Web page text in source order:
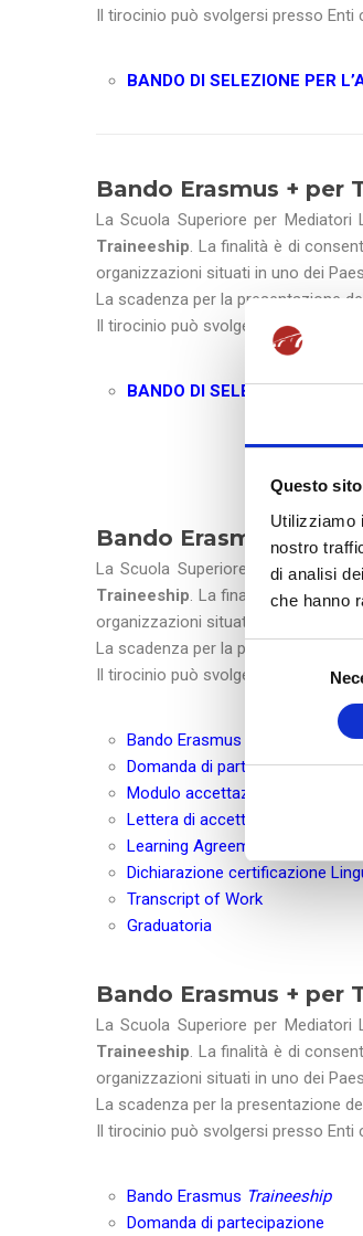
Questo
Utilizziamo
nostro
di analisi
che hanno
S
e
e
o
n
s
e
n
s
Il tirocinio può svolgersi presso Enti
BANDO DI SELEZIONE PER
Bando Erasmus + per
La Scuola Superiore per Mediatori
Traineeship. La finalità è di
organizzazioni situati in uno dei
La scadenza per la presentazione
Il tirocinio può svolgersi presso Enti
BANDO DI SELEZIONE PER
Bando Erasmus + per
La Scuola Superiore per Mediatori
Traineeship. La finalità è di
organizzazioni situati in uno dei
La scadenza per la presentazione
Il tirocinio può svolgersi presso Enti
Bando Erasmus
Domanda di partecipazione
Modulo accettazione Borsa
Lettera di accettazione
Learning Agreement for
Dichiarazione certificazione
Transcript of Work
Graduatoria
Bando Erasmus + per
La Scuola Superiore per Mediatori
Traineeship. La finalità è di
organizzazioni situati in uno dei
La scadenza per la presentazione
Il tirocinio può svolgersi presso Enti
Bando Erasmus Traineeship
Domanda di partecipazione